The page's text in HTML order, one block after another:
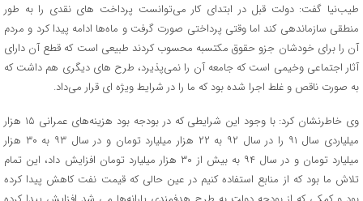
طیب‌نیا گفت: دولت قبل در ابتدای کار می‌توانست پرداخت های نقدی را به طور
منطقی سازماندهی کند اما وقتی پرداختی صورت گرفت و ماه‌ها ادامه پیدا کرد و مردم
آن را برای خودشان جزو حقوق مکتسبه محسوب کردند طبیعی است که قطع آن دارای
آثار اجتماعی وخیمی است که جامعه آن را نمی‌پذیرد، طرح های دیگری هم داشت که
به صورت ناقص و غلط اجرا شده بود که ما را در شرایط ویژه ای قرار می‌داد.
وی خاطرنشان کرد: با وجود این شرایطی که در بودجه بود هزینه‌های عمرانی ۱۵ هزار
میلیاردی سال ۹۱ را در سال ۹۲ به ۲۲ هزار میلیارد تومان و در سال ۹۳ به ۳۰ هزار
میلیارد تومان و در سال ۹۴ به بیش از ۳۰ هزار میلیارد تومان افزایش داد، این تمام
تلاش ما بود که از منابع استفاده کنیم در عین حالی که قیمت نفت کاهش پیدا کرده